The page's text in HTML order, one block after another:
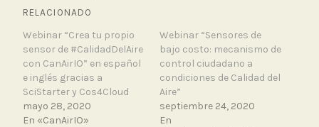
RELACIONADO
Webinar “Crea tu propio
sensor de #CalidadDelAire
con CanAirIO” en español
e inglés gracias a
SciStarter y Cos4Cloud
mayo 28, 2020
En «CanAirIO»
Webinar “Sensores de
bajo costo: mecanismo de
control ciudadano a
condiciones de Calidad del
Aire”
septiembre 24, 2020
En